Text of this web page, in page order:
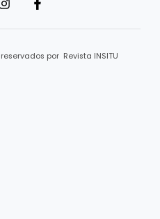
por Revista INSITU